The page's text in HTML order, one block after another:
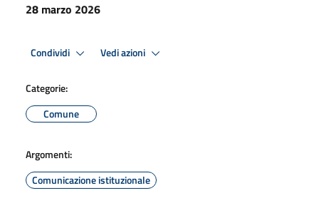
28 marzo 2026
Condividi Vedi azioni
Categorie:
Comune
Argomenti:
Comunicazione istituzionale